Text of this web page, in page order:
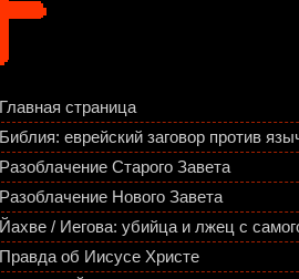
Главная страница
Библия: еврейский заговор против
Разоблачение Старого Завета
Разоблачение Нового Завета
Йахве / Иегова: убийца и лжец с
Правда об Иисусе Христе